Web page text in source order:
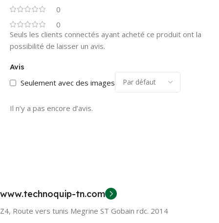
0
0
Avis
Seulement avec des images
Il n’y a pas encore d’avis.
Seuls les clients connectés ayant acheté ce produit ont la
possibilité de laisser un avis.
www.technoquip-tn.com
Z4, Route vers tunis Megrine ST Gobain rdc. 2014